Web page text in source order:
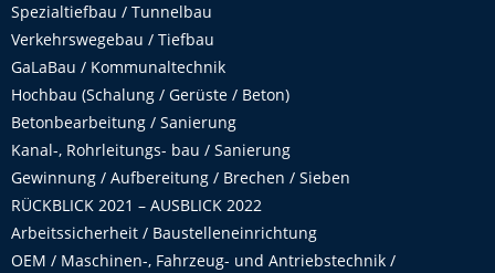
Spezialtiefbau / Tunnelbau
Verkehrswegebau / Tiefbau
GaLaBau / Kommunaltechnik
Hochbau (Schalung / Gerüste / Beton)
Betonbearbeitung / Sanierung
Kanal-, Rohrleitungs- bau / Sanierung
Gewinnung / Aufbereitung / Brechen / Sieben
RÜCKBLICK 2021 – AUSBLICK 2022
Arbeitssicherheit / Baustelleneinrichtung
OEM / Maschinen-, Fahrzeug- und Antriebstechnik /